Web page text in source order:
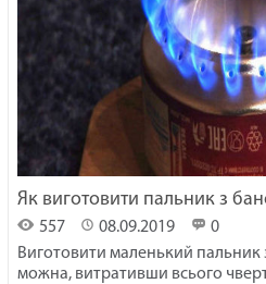
Як виготовити пальник з
557 08.09.2019
0
Виготовити маленький пальник
можна, витративши всього